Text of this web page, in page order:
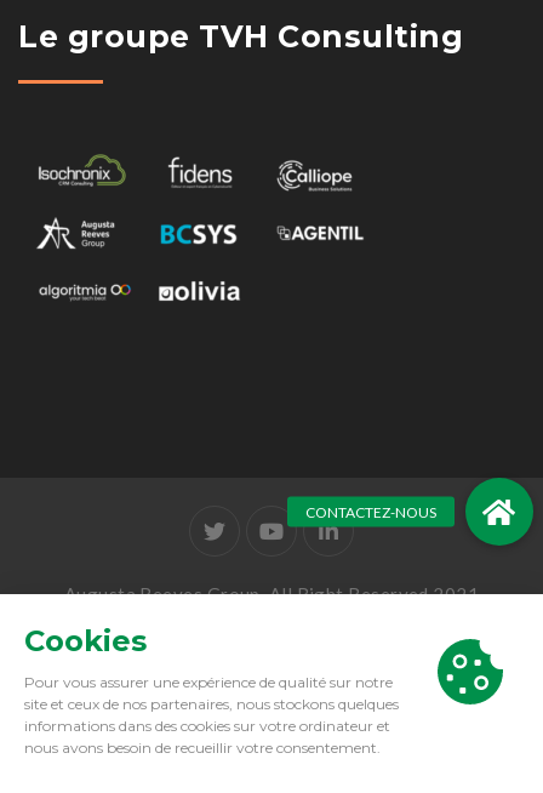
Le groupe TVH Consulting
Augusta Reeves Group. All Right Reserved 2021